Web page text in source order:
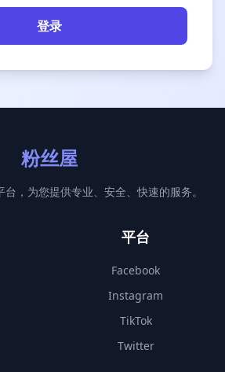
登录
粉丝屋
，为您提供专业、安全、快速的服务。
平台
Facebook
Instagram
TikTok
Twitter